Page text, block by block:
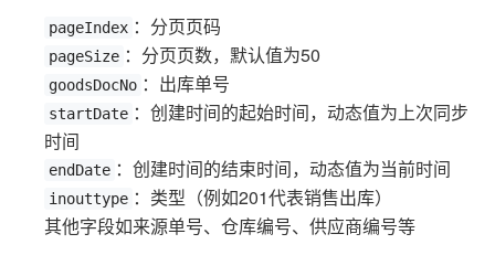
pageIndex ：分页页码
pageSize ：分页页数，默认值为50
goodsDocNo ：出库单号
startDate ：创建时间的起始时间，动态值为上次同步
时间
endDate ：创建时间的结束时间，动态值为当前时间
inouttype ：类型（例如201代表销售出库）
其他字段如来源单号、仓库编号、供应商编号等